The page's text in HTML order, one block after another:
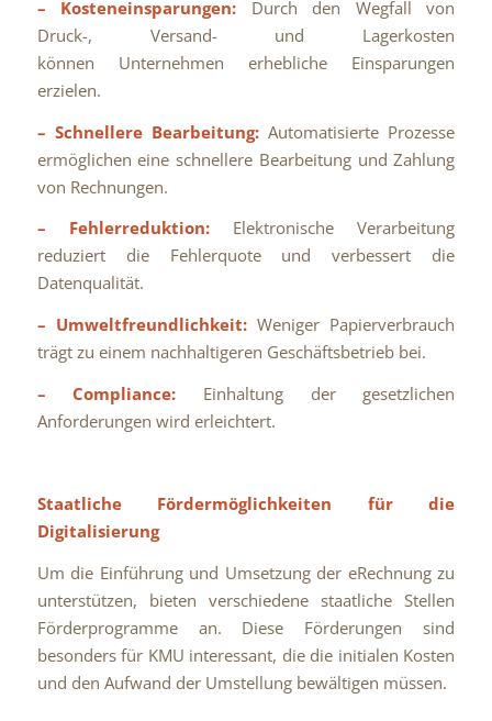
– Kosteneinsparungen: Durch den Wegfall von
Druck-, Versand- und Lagerkosten
können Unternehmen erhebliche Einsparungen
erzielen.
– Schnellere Bearbeitung: Automatisierte Prozesse
ermöglichen eine schnellere Bearbeitung und Zahlung
von Rechnungen.
– Fehlerreduktion:Elektronische Verarbeitung
reduziert die Fehlerquote und verbessert die
Datenqualität.
– Umweltfreundlichkeit:Weniger Papierverbrauch
trägt zu einem nachhaltigeren Geschäftsbetrieb bei.
– Compliance: Einhaltung der gesetzlichen
Anforderungen wird erleichtert.
Staatliche Fördermöglichkeiten für die
Digitalisierung
Um die Einführung und Umsetzung der eRechnung zu
unterstützen, bieten verschiedene staatliche Stellen
Förderprogramme an. Diese Förderungen sind
besonders für KMU interessant, die die initialen Kosten
und den Aufwand der Umstellung bewältigen müssen.